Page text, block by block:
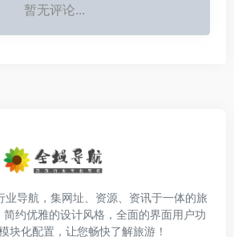
暂无评论...
业导航，集网址、资源、资讯于一体的旅
约优雅的设计风格，全面的界面用户功
块化配置，让您畅快了解旅游！